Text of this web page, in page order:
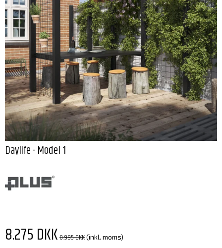
Daylife - Model 1
8.275 DKK8.995 DKK(inkl. moms)